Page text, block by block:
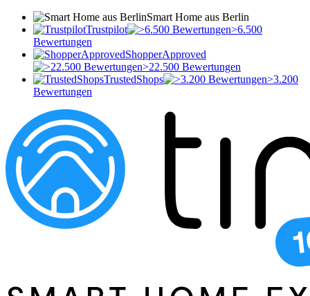
Smart Home aus Berlin
Trustpilot
>6.500
Bewertungen
ShopperApproved
>22.500 Bewertungen
TrustedShops
>3.200
Bewertungen